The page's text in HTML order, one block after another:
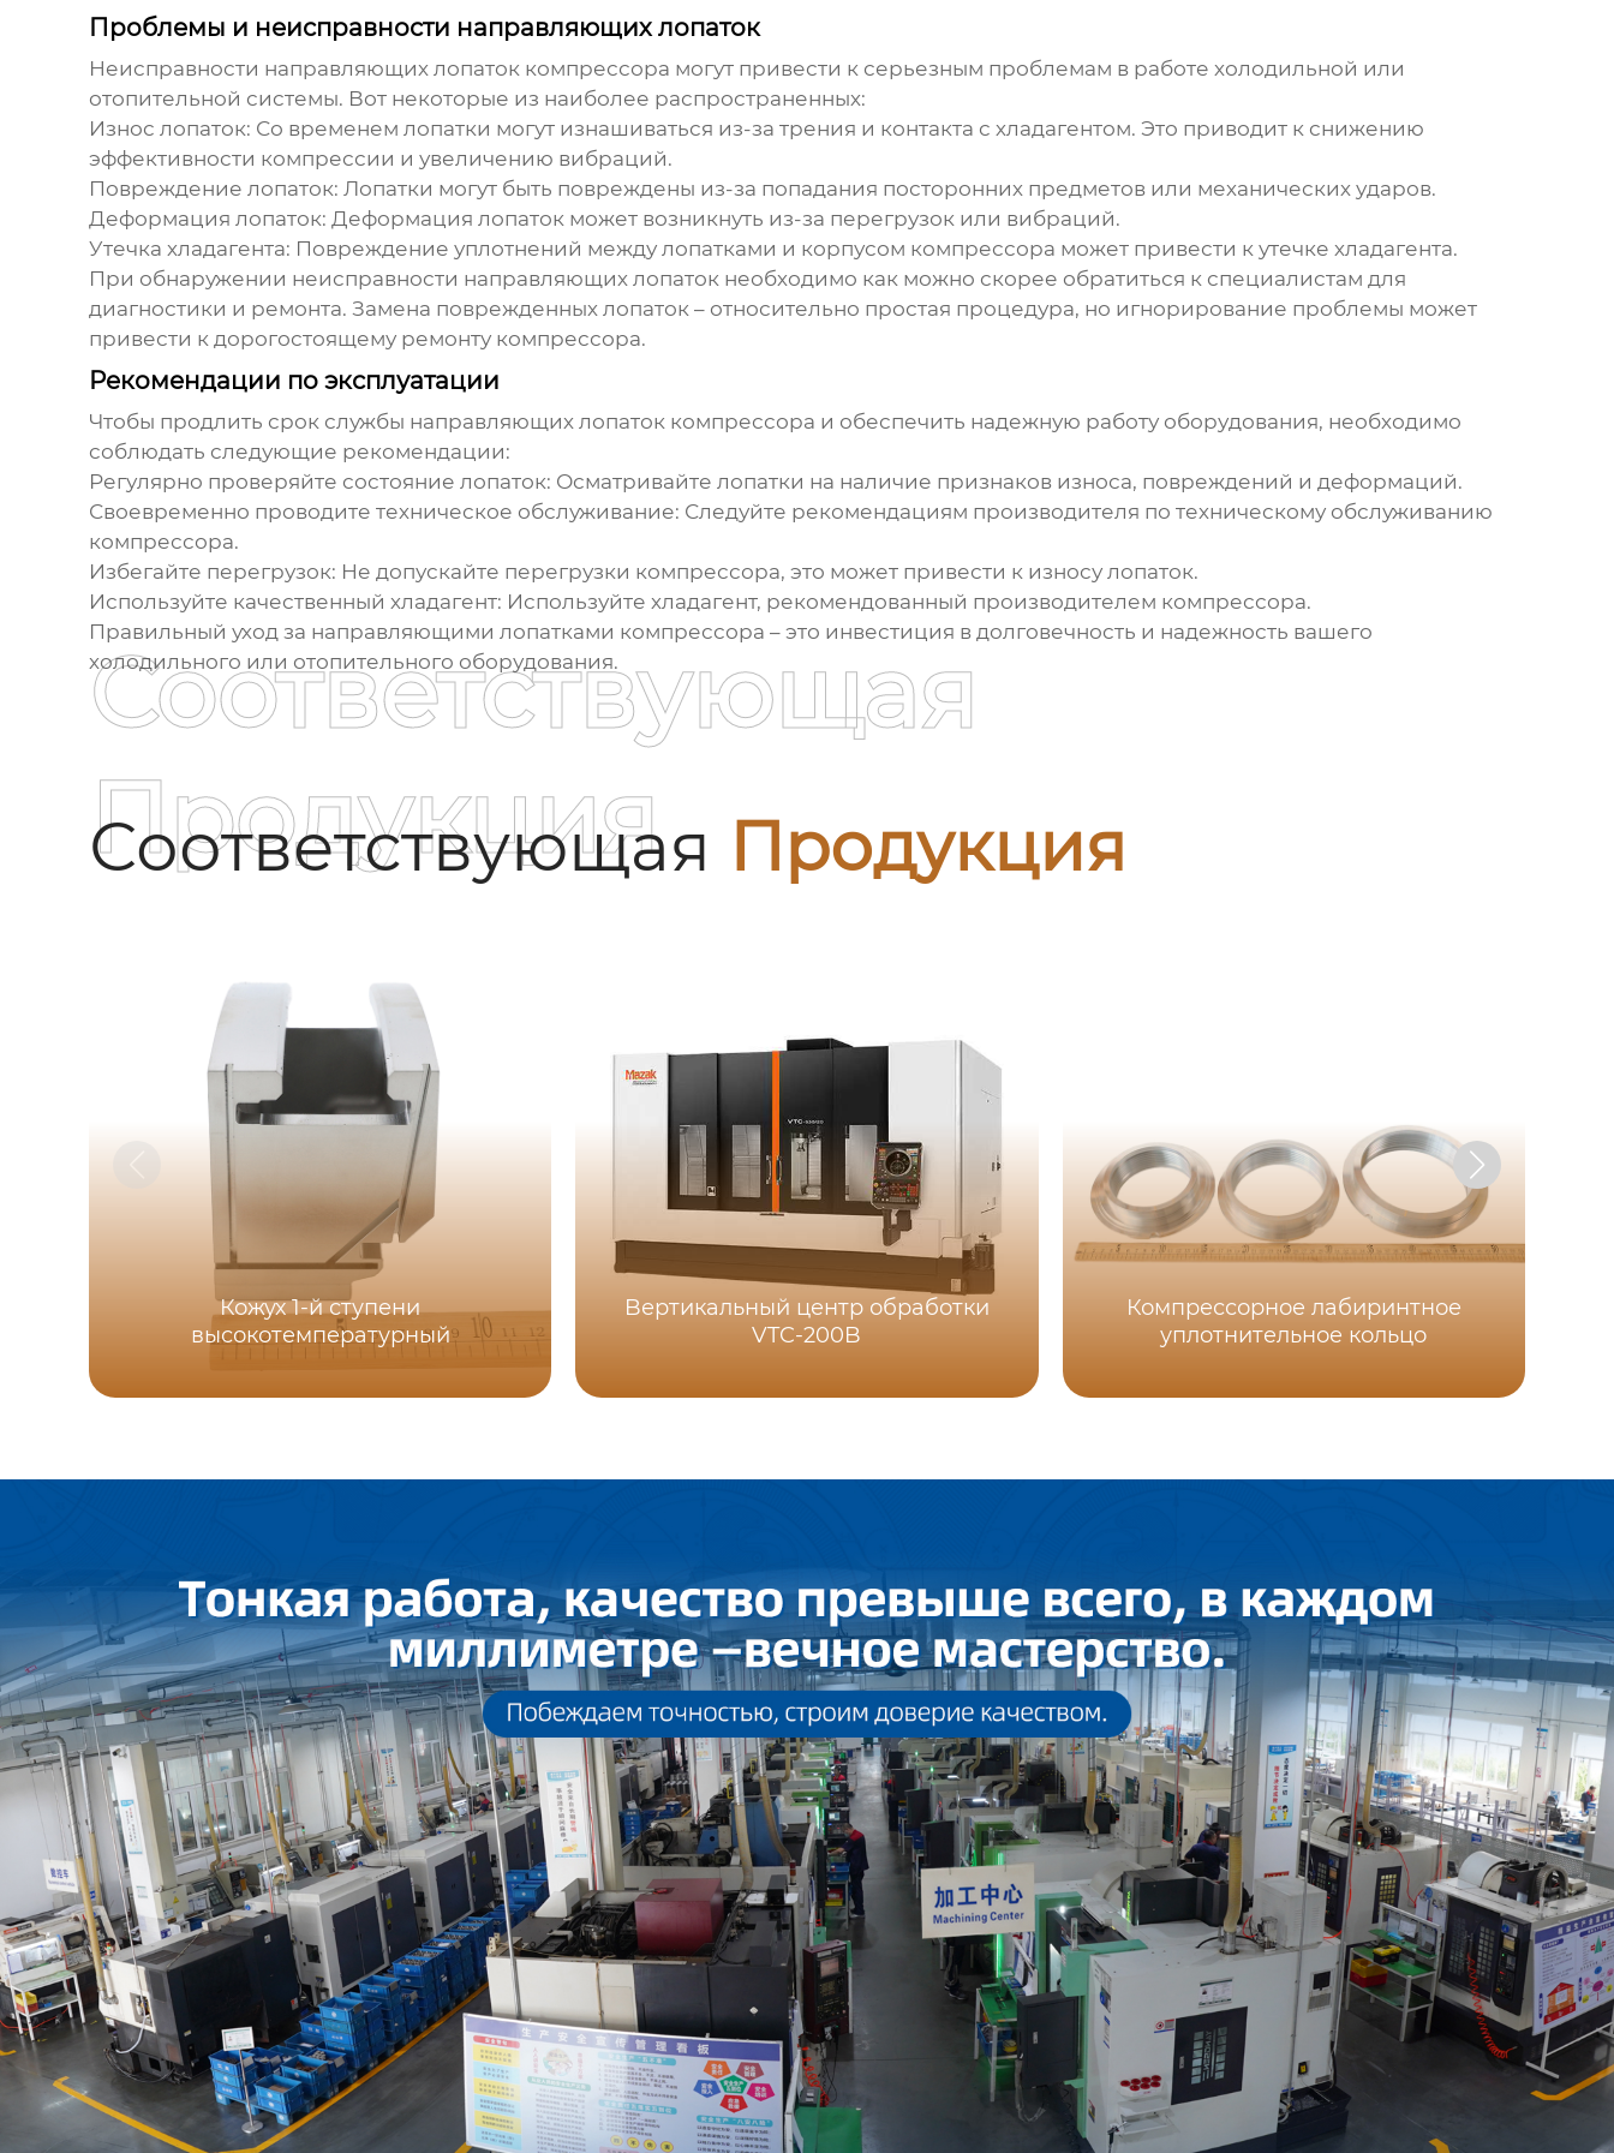
Проблемы и неисправности направляющих лопаток
Неисправности направляющих лопаток компрессора могут привести к серьезным проблемам в работе холодильной или
отопительной системы. Вот некоторые из наиболее распространенных:
Износ лопаток: Со временем лопатки могут изнашиваться из-за трения и контакта с хладагентом. Это приводит к снижению
эффективности компрессии и увеличению вибраций.
Повреждение лопаток: Лопатки могут быть повреждены из-за попадания посторонних предметов или механических ударов.
Деформация лопаток: Деформация лопаток может возникнуть из-за перегрузок или вибраций.
Утечка хладагента: Повреждение уплотнений между лопатками и корпусом компрессора может привести к утечке хладагента.
При обнаружении неисправности направляющих лопаток необходимо как можно скорее обратиться к специалистам для
диагностики и ремонта. Замена поврежденных лопаток – относительно простая процедура, но игнорирование проблемы может
привести к дорогостоящему ремонту компрессора.
Рекомендации по эксплуатации
Чтобы продлить срок службы направляющих лопаток компрессора и обеспечить надежную работу оборудования, необходимо
соблюдать следующие рекомендации:
Регулярно проверяйте состояние лопаток: Осматривайте лопатки на наличие признаков износа, повреждений и деформаций.
Своевременно проводите техническое обслуживание: Следуйте рекомендациям производителя по техническому обслуживанию
компрессора.
Избегайте перегрузок: Не допускайте перегрузки компрессора, это может привести к износу лопаток.
Используйте качественный хладагент: Используйте хладагент, рекомендованный производителем компрессора.
Правильный уход за направляющими лопатками компрессора – это инвестиция в долговечность и надежность вашего
холодильного или отопительного оборудования.
Соответствующая Продукция
Соответствующая
Продукция
Кожух 1-й ступени
высокотемпературный
Bертикальный центр обработки
VTC-200B
Компрессорное лабиринтное
уплотнительное кольцо